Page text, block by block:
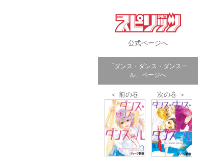
公式ページへ
「ダンス・ダンス・ダンスー
ル」ページへ
＜ 前の巻 次の巻 ＞